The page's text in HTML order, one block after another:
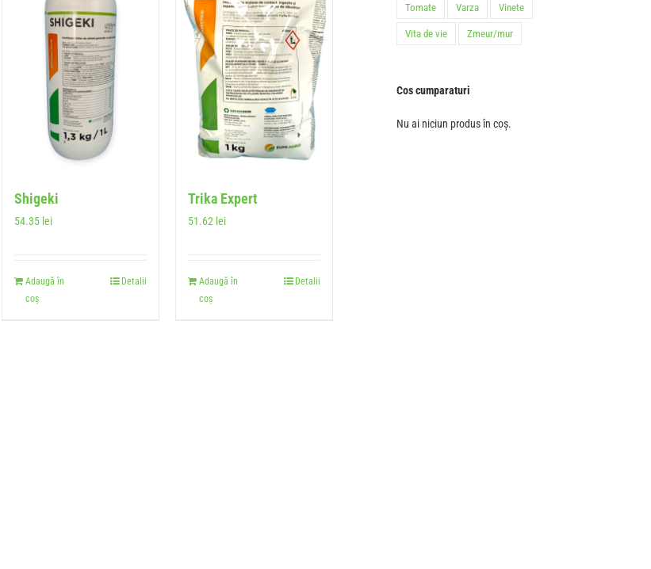
Shigeki
54.35 lei
Adaugă în
coș
Detalii
Trika Expert
51.62 lei
Adaugă în
coș
Detalii
Tomate Varza Vinete
Vita de vie Zmeur/mur
Cos cumparaturi
Nu ai niciun produs în coș.